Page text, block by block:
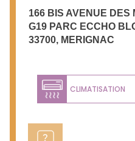
166 BIS AVENUE DES
G19 PARC ECCHO
33700, MERIGNAC
CLIMATISATION